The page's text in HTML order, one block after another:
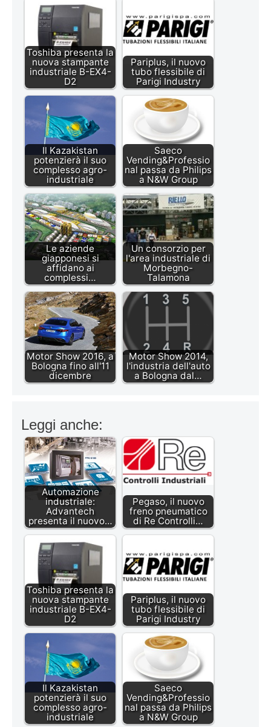
Toshiba presenta la
nuova stampante
industriale B-EX4-
D2
Pariplus, il nuovo
tubo flessibile di
Parigi Industry
Il Kazakistan
potenzierà il suo
complesso agro-
industriale
Saeco
Vending&Professio
nal passa da Philips
a N&W Group
Le aziende
giapponesi si
affidano ai
complessi…
Un consorzio per
l'area industriale di
Morbegno-
Talamona
Motor Show 2016, a
Bologna fino all'11
dicembre
Motor Show 2014,
l'industria dell'auto
a Bologna dal…
Leggi anche:
Automazione
industriale:
Advantech
presenta il nuovo…
Pegaso, il nuovo
freno pneumatico
di Re Controlli…
Toshiba presenta la
nuova stampante
industriale B-EX4-
D2
Pariplus, il nuovo
tubo flessibile di
Parigi Industry
Il Kazakistan
potenzierà il suo
complesso agro-
industriale
Saeco
Vending&Professio
nal passa da Philips
a N&W Group